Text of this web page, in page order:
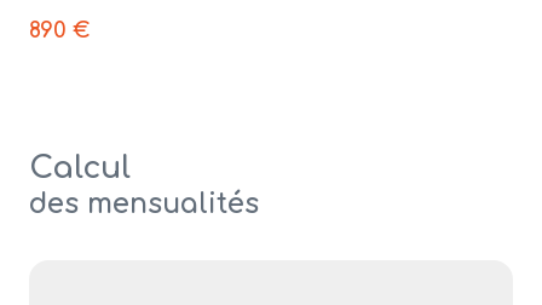
890 €
Calcul
des mensualités